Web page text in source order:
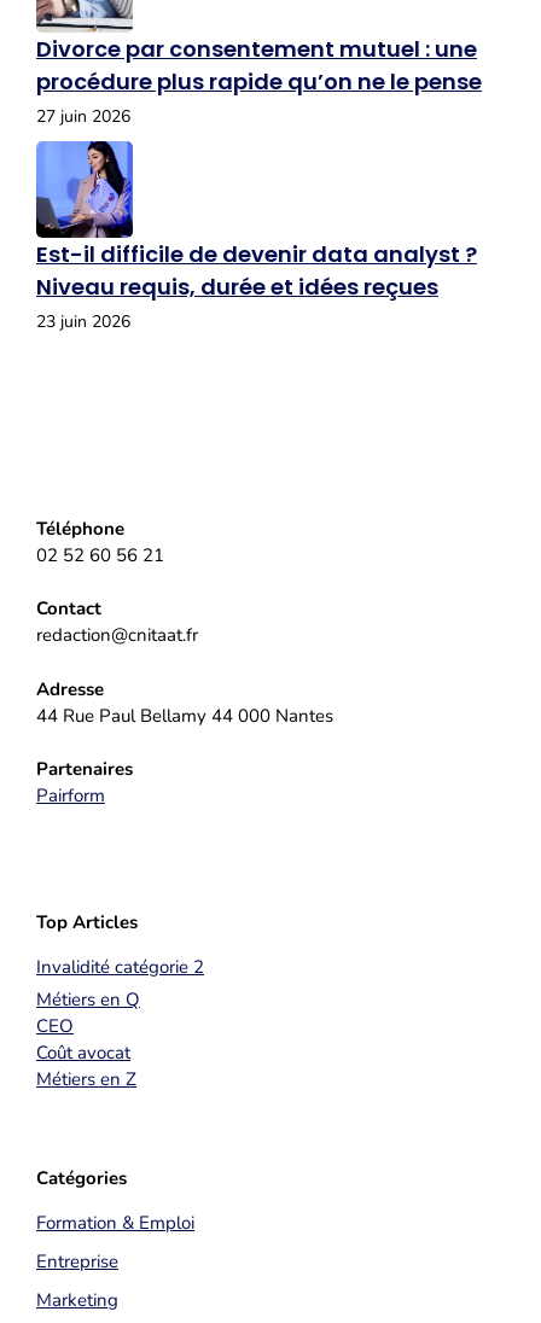
Divorce par consentement mutuel : une
procédure plus rapide qu’on ne le pense
27 juin 2026
Est-il difficile de devenir data analyst ?
Niveau requis, durée et idées reçues
23 juin 2026
Téléphone
02 52 60 56 21
Contact
redaction@cnitaat.fr
Adresse
44 Rue Paul Bellamy 44 000 Nantes
Partenaires
Pairform
Top Articles
Invalidité catégorie 2
Métiers en Q
CEO
Coût avocat
Métiers en Z
Catégories
Formation & Emploi
Entreprise
Marketing